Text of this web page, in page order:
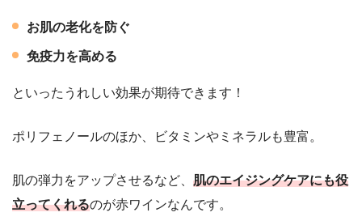
お肌の老化を防ぐ
免疫力を高める
といったうれしい効果が期待できます！
ポリフェノールのほか、ビタミンやミネラルも豊富。
肌の弾力をアップさせるなど、 肌のエイジングケアにも役
立ってくれるのが赤ワインなんです。